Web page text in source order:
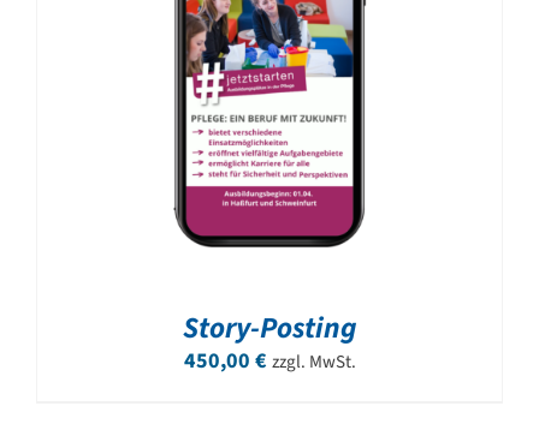
Story-Posting
450,00 € zzgl. MwSt.